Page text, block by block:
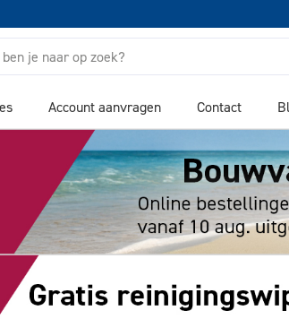
Account aanvragen Contact